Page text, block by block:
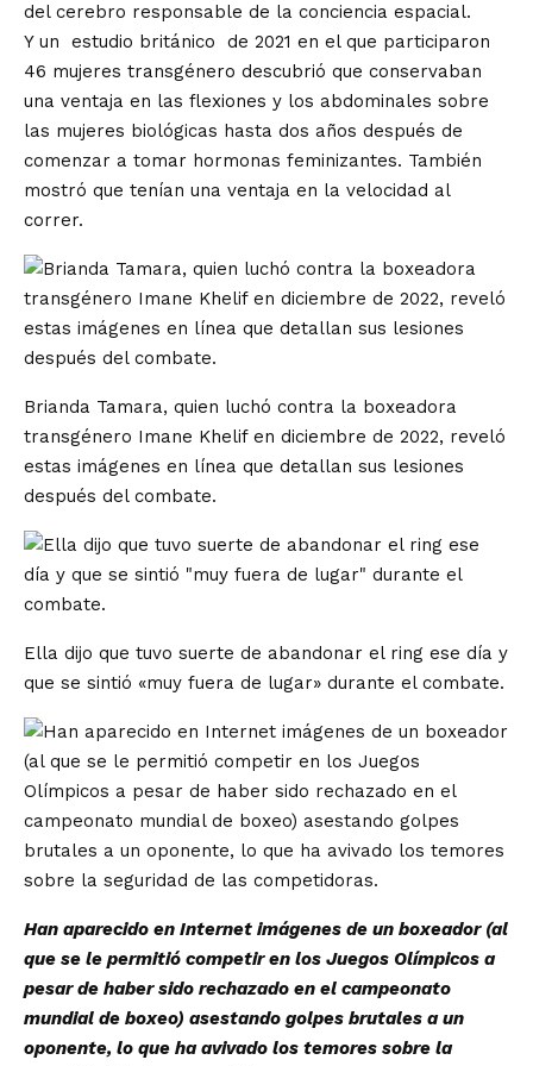
del cerebro responsable de la conciencia espacial.
Y un estudio británico de 2021 en el que participaron
46 mujeres transgénero descubrió que conservaban
una ventaja en las flexiones y los abdominales sobre
las mujeres biológicas hasta dos años después de
comenzar a tomar hormonas feminizantes. También
mostró que tenían una ventaja en la velocidad al
correr.
Brianda Tamara, quien luchó contra la boxeadora
transgénero Imane Khelif en diciembre de 2022, reveló
estas imágenes en línea que detallan sus lesiones
después del combate.
Ella dijo que tuvo suerte de abandonar el ring ese día y
que se sintió «muy fuera de lugar» durante el combate.
Han aparecido en Internet imágenes de un boxeador (al
que se le permitió competir en los Juegos Olímpicos a
pesar de haber sido rechazado en el campeonato
mundial de boxeo) asestando golpes brutales a un
oponente, lo que ha avivado los temores sobre la